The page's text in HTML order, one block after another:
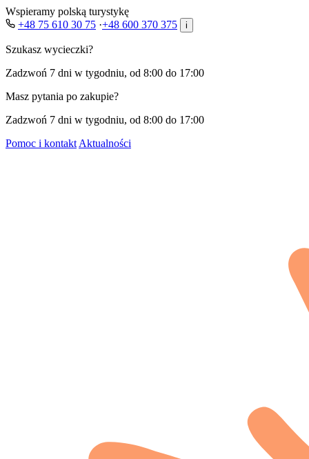
Wspieramy polską turystykę
+48 75 610 30 75 ·+48 600 370 375 i
Szukasz wycieczki?
Zadzwoń 7 dni w tygodniu, od 8:00 do 17:00
Masz pytania po zakupie?
Zadzwoń 7 dni w tygodniu, od 8:00 do 17:00
Pomoc i kontakt Aktualności